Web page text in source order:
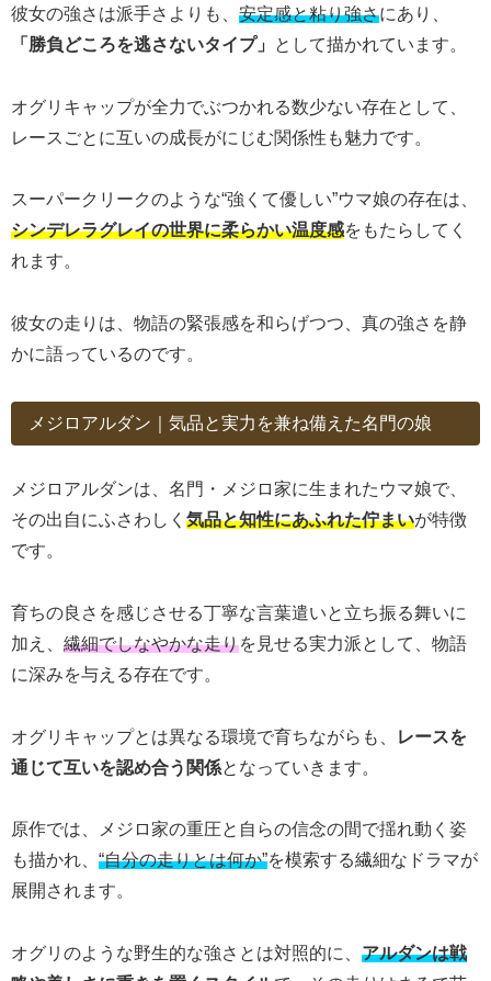
彼女の強さは派手さよりも、 安定感と粘り強さにあり、
「勝負どころを逃さないタイプ」
として描かれています。
オグリキャップが全力でぶつかれる数少ない存在として、
レースごとに互いの成長がにじむ関係性も魅力です。
スーパークリークのような“強くて優しい”ウマ娘の存在は、
シンデレラグレイの世界に柔らかい温度感をもたらしてく
れます。
彼女の走りは、物語の緊張感を和らげつつ、真の強さを静
かに語っているのです。
メジロアルダン｜気品と実力を兼ね備えた名門の娘
メジロアルダンは、名門・メジロ家に生まれたウマ娘で、
その出自にふさわしく 気品と知性にあふれた佇まいが特徴
です。
育ちの良さを感じさせる丁寧な言葉遣いと立ち振る舞いに
加え、 繊細でしなやかな走りを見せる実力派として、物語
に深みを与える存在です。
オグリキャップとは異なる環境で育ちながらも、
レースを
通じて互いを認め合う関係となっていきます。
原作では、メジロ家の重圧と自らの信念の間で揺れ動く姿
も描かれ、 “自分の走りとは何か”を模索する繊細なドラマが
展開されます。
オグリのような野生的な強さとは対照的に、 アルダンは戦